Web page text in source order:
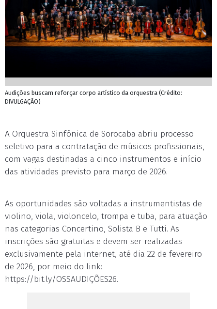
Audições buscam reforçar corpo artístico da orquestra (Crédito:
DIVULGAÇÃO)
A Orquestra Sinfônica de Sorocaba abriu processo
seletivo para a contratação de músicos profissionais,
com vagas destinadas a cinco instrumentos e início
das atividades previsto para março de 2026.
As oportunidades são voltadas a instrumentistas de
violino, viola, violoncelo, trompa e tuba, para atuação
nas categorias Concertino, Solista B e Tutti. As
inscrições são gratuitas e devem ser realizadas
exclusivamente pela internet, até dia 22 de fevereiro
de 2026, por meio do link:
https://bit.ly/OSSAUDIÇÕES26.